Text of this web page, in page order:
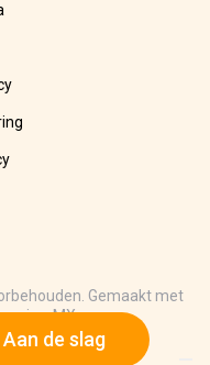
Aan de slag
Gemaakt met
MX.